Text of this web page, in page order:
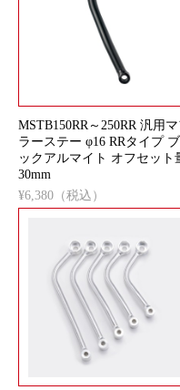
MSTB150RR～250RR 汎用
ラーステー φ16 RRタイプ
ックアルマイト オフセット
30mm
¥6,380（税込）